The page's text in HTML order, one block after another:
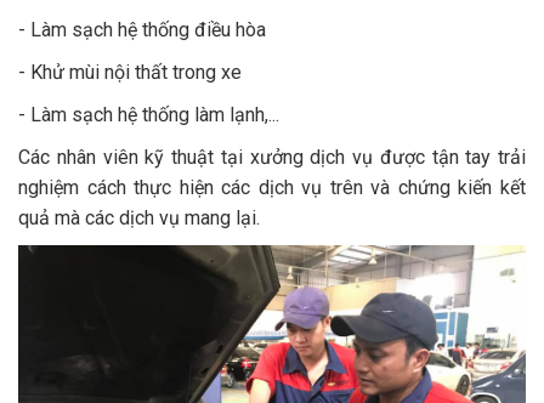
- Làm sạch hệ thống điều hòa
- Khử mùi nội thất trong xe
- Làm sạch hệ thống làm lạnh,...
Các nhân viên kỹ thuật tại xưởng dịch vụ được tận tay trải
nghiệm cách thực hiện các dịch vụ trên và chứng kiến kết
quả mà các dịch vụ mang lại.